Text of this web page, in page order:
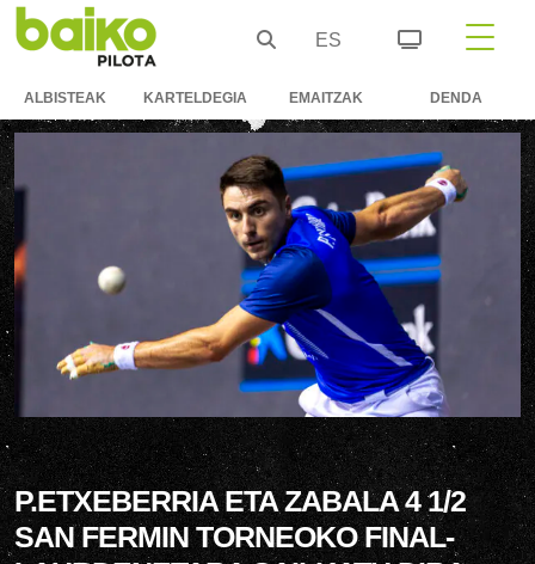
ES
ALBISTEAK KARTELDEGIA EMAITZAK DENDA
P.ETXEBERRIA ETA ZABALA 4 1/2
SAN FERMIN TORNEOKO FINAL-